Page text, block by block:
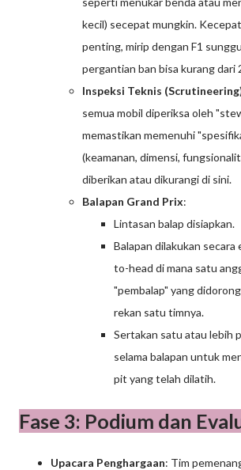
kecil) secepat mungkin.
penting, mirip dengan F1
pergantian ban bisa kurang dari
Inspeksi Teknis
semua mobil diperiksa oleh
memastikan memenuhi
(keamanan, dimensi,
diberikan atau dikurangi di sini.
Balapan Grand Prix:
Lintasan balap disiapkan.
Balapan dilakukan
to-head di mana satu
"pembalap" yang
rekan satu timnya.
Sertakan satu atau lebih
selama balapan untuk
pit yang telah dilatih.
Fase 3: Podium dan
Upacara Penghargaan: Tim